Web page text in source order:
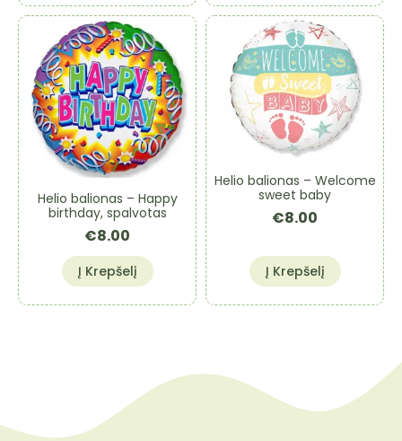
Helio balionas – Happy
birthday, spalvotas
€8.00
Į Krepšelį
Helio balionas – Welcome
sweet baby
€8.00
Į Krepšelį